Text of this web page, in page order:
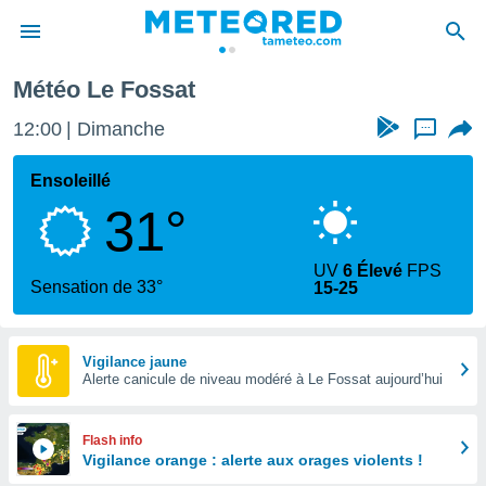
de
Météo Le Fossat
12:00 Dimanche ...
Ensoleillé
31°
Sensation de 33°
UV6 Élevé FPS
15-25
Vigilance jaune
Alerte canicule de niveau modéré à Le Fossat aujourd’hui
Flash info
Vigilance orange : alerte aux orages violents !